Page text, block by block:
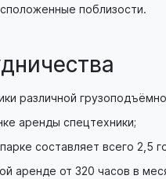
поблизости.
различной
аренды спецтехники;
составляет всего 2,5
аренде от 320 часов в